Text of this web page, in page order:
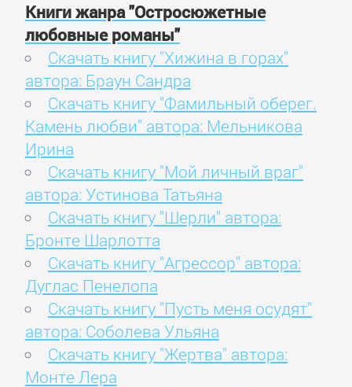
Книги жанра "Остросюжетные
любовные романы"
Скачать книгу "Хижина в горах"
автора: Браун Сандра
Скачать книгу "Фамильный оберег.
Камень любви" автора: Мельникова
Ирина
Скачать книгу "Мой личный враг"
автора: Устинова Татьяна
Скачать книгу "Шерли" автора:
Бронте Шарлотта
Скачать книгу "Агрессор" автора:
Дуглас Пенелопа
Скачать книгу "Пусть меня осудят"
автора: Соболева Ульяна
Скачать книгу "Жертва" автора:
Монте Лера